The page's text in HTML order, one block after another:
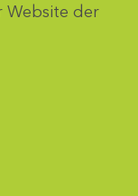
Website der